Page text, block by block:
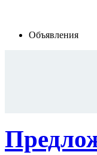
Объявления